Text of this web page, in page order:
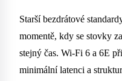
Starší bezdrátové
momentě, kdy se stovky
stejný čas. Wi-Fi 6 a 6E
minimální latenci a